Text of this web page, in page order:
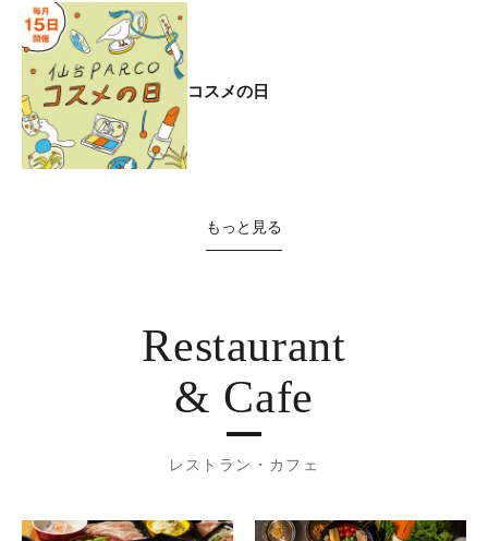
コスメの日
もっと見る
Restaurant
& Cafe
レストラン・カフェ